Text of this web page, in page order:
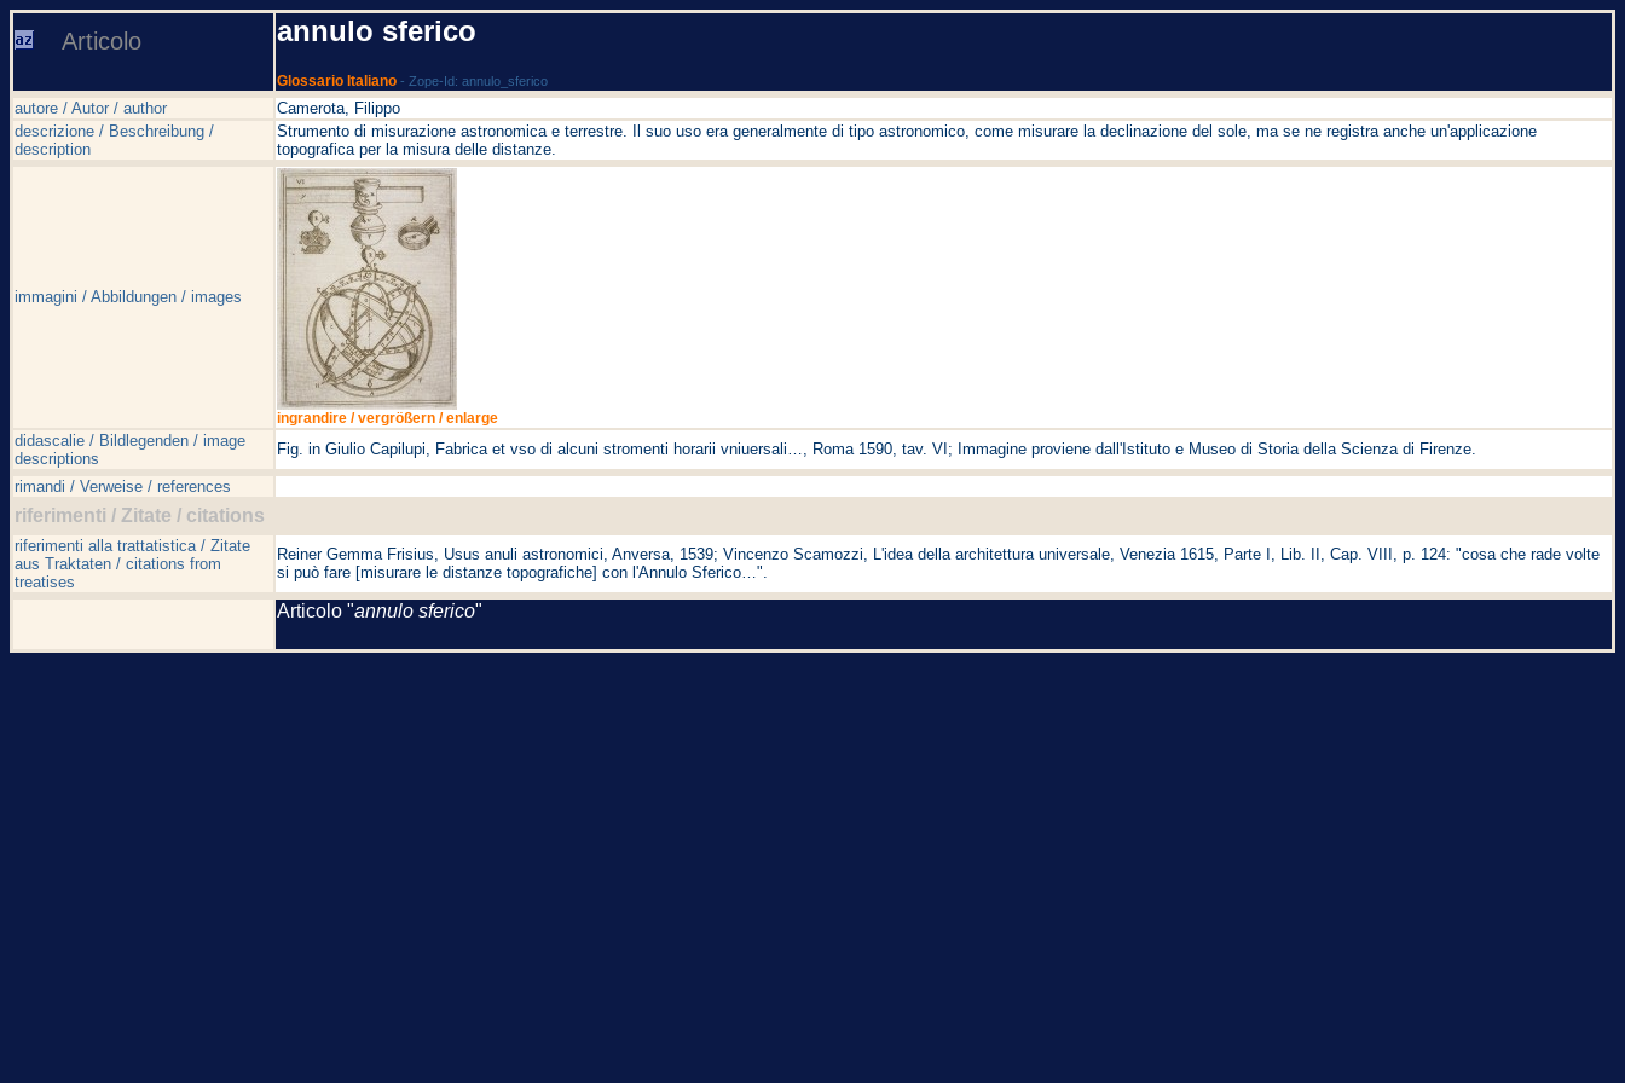
Articolo annulo sferico
Glossario Italiano - Zope-Id: annulo_sferico
autore / Autor / author
Camerota, Filippo
descrizione / Beschreibung /
description
Strumento di misurazione astronomica e terrestre. Il suo uso era generalmente di tipo astronomico, come misurare la declinazione del sole, ma se ne registra anche un'applicazione
topografica per la misura delle distanze.
immagini / Abbildungen / images
ingrandire / vergrößern / enlarge
didascalie / Bildlegenden / image
descriptions
Fig. in Giulio Capilupi, Fabrica et vso di alcuni stromenti horarii vniuersali…, Roma 1590, tav. VI; Immagine proviene dall'Istituto e Museo di Storia della Scienza di Firenze.
rimandi / Verweise / references
riferimenti / Zitate / citations
riferimenti alla trattatistica / Zitate
aus Traktaten / citations from
treatises
Reiner Gemma Frisius, Usus anuli astronomici, Anversa, 1539; Vincenzo Scamozzi, L'idea della architettura universale, Venezia 1615, Parte I, Lib. II, Cap. VIII, p. 124: "cosa che rade volte
si può fare [misurare le distanze topografiche] con l'Annulo Sferico…".
Articolo "annulo sferico"